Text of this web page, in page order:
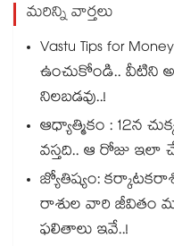
మరిన్ని వార్తలు
Vastu Tips for
ఉంచుకోండి.. వీటిని
నిలబడవు..!
ఆధ్యాత్మికం : 12న
వస్తది.. ఆ రోజు
జ్యోతిష్యం:
రాశుల వారి జీవితం
ఫలితాలు ఇవే..!